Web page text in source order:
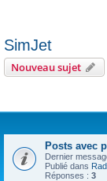
SimJet
Nouveau sujet
Posts avec
Dernier
Publié dans
Réponses : 3